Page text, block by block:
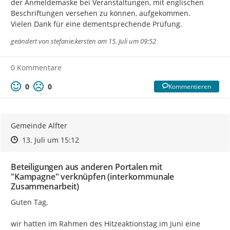
der Anmeldemaske bei Veranstaltungen, mit englischen
Beschriftungen versehen zu können, aufgekommen.
Vielen Dank für eine dementsprechende Prüfung.
geändert von stefanie.kersten am 15. Juli um 09:52
0 Kommentare
0
0 Kommentieren
Gemeinde Alfter
Zeitpunkt des Erstellens
Zeitpunkt des Erstellens
13. Juli um 15:12Zur Äußerung
Beteiligungen aus anderen Portalen mit
"Kampagne" verknüpfen (interkommunale
Zusammenarbeit)
Guten Tag,
wir hatten im Rahmen des Hitzeaktionstag im Juni eine